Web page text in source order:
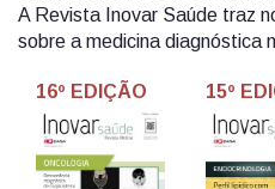
A Revista Inovar Saúde traz
sobre a medicina diagnóstica
16º EDIÇÃO 15º